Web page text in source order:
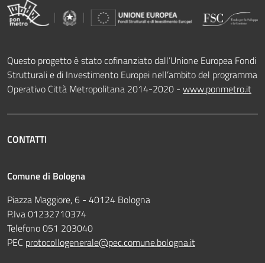
Questo progetto è stato cofinanziato dall’Unione Europea Fondi
Strutturali e di Investimento Europei nell’ambito del programma
Operativo Città Metropolitana 2014-2020 - www.ponmetro.it
CONTATTI
Comune di Bologna
Piazza Maggiore, 6 - 40124 Bologna
P.Iva 01232710374
Telefono 051 203040
PEC protocollogenerale@pec.comune.bologna.it